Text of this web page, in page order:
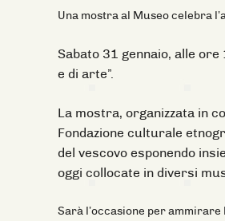
Una mostra al Museo celebra
Sabato 31 gennaio, alle
e di arte”.
La mostra, organizzata in
Fondazione culturale
del vescovo esponendo
oggi collocate in diversi
Sarà l’occasione per